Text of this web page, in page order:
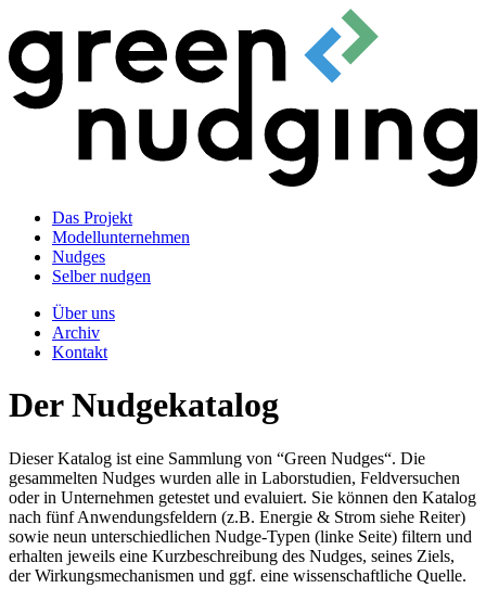
Das Projekt
Modellunternehmen
Nudges
Selber nudgen
Über uns
Archiv
Kontakt
Der Nudgekatalog
Dieser Katalog ist eine Sammlung von “Green Nudges“. Die
gesammelten Nudges wurden alle in Laborstudien, Feldversuchen
oder in Unternehmen getestet und evaluiert. Sie können den Katalog
nach fünf Anwendungsfeldern (z.B. Energie & Strom siehe Reiter)
sowie neun unterschiedlichen Nudge-Typen (linke Seite) filtern und
erhalten jeweils eine Kurzbeschreibung des Nudges, seines Ziels,
der Wirkungsmechanismen und ggf. eine wissenschaftliche Quelle.